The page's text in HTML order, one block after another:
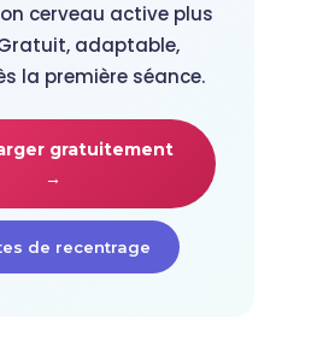
cerveau active plus
adaptable,
la première séance.
gratuitement
→
de recentrage